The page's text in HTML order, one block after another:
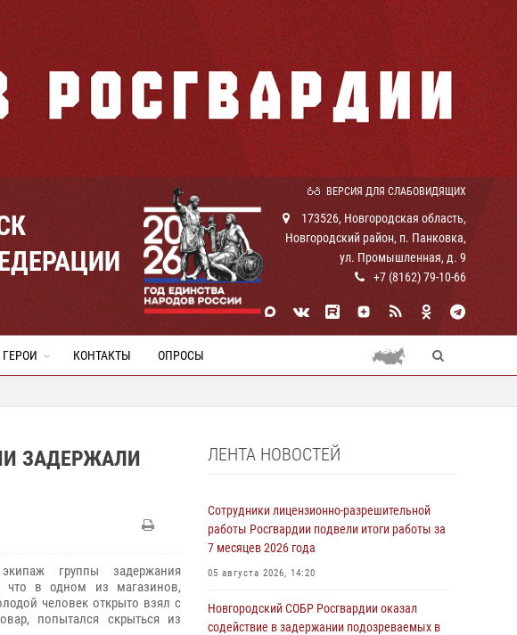
ВЕРСИЯ ДЛЯ СЛАБОВИДЯЩИХ
173526, Новгородская область,
Новгородский район, п. Панковка,
ул. Промышленная, д. 9
+7 (8162) 79-10-66
ГЕРОИ КОНТАКТЫ ОПРОСЫ
ЗАДЕРЖАЛИ
группы задержания
что в одном из магазинов,
человек открыто взял с
попытался скрыться из
ЛЕНТА НОВОСТЕЙ
Сотрудники лицензионно-разрешительной
работы Росгвардии подвели итоги работы за
7 месяцев 2026 года
05 августа 2026, 14:20
Новгородский СОБР Росгвардии оказал
содействие в задержании подозреваемых в